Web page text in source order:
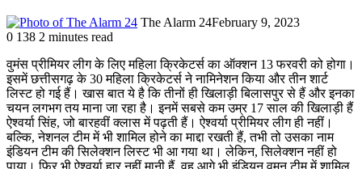
The Alarm 24February 9, 2023
0 138 2 minutes read
वुमंस प्रीमियर लीग के लिए महिला क्रिकेटर्स का ऑक्शन 13 फरवरी को होगा।
इसमें छत्तीसगढ़ के 30 महिला क्रिकेटर्स ने नामिनेशन किया और तीन शार्ट
लिस्ट हो गई हैं। खास बात ये है कि तीनों ही खिलाड़ी बिलासपुर से हैं और इनका
चयन लगभग तय माना जा रहा है। इनमें सबसे कम उम्र 17 साल की खिलाड़ी हैं
ऐश्वर्या सिंह, जो बारहवीं क्लास में पढ़ती हैं। ऐश्वर्या प्रीमियर लीग ही नहीं।
बल्कि, नेशनल टीम में भी शामिल होने का माद्दा रखती हैं, तभी तो उसका नाम
इंडियन टीम की सिलेक्शन लिस्ट भी आ गया था। लेकिन, सिलेक्शन नहीं हो